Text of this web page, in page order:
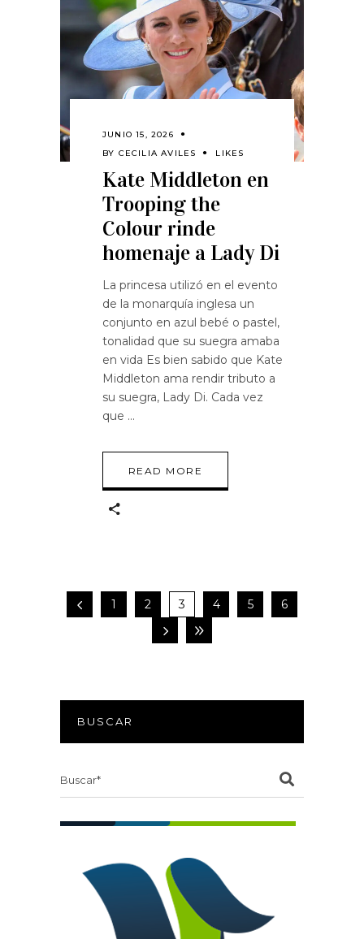
JUNIO 15, 2026
BY CECILIA AVILES LIKES
Kate Middleton en
Trooping the
Colour rinde
homenaje a Lady Di
La princesa utilizó en el evento
de la monarquía inglesa un
conjunto en azul bebé o pastel,
tonalidad que su suegra amaba
en vida Es bien sabido que Kate
Middleton ama rendir tributo a
su suegra, Lady Di. Cada vez
que
READ MORE
1 2 3 4 5 6
BUSCAR